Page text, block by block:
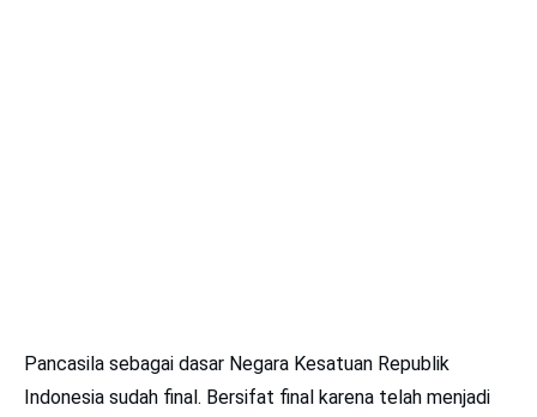
Pancasila sebagai dasar Negara Kesatuan Republik
Indonesia sudah ﬁnal. Bersifat ﬁnal karena telah menjadi